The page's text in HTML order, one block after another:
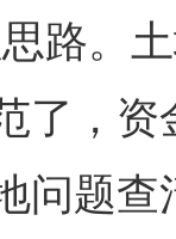
路。
了，
问题